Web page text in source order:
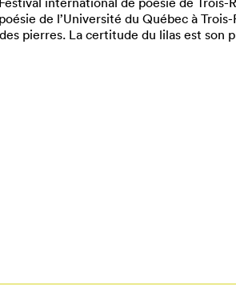
de l’Université du Québec à
pierres. La certitude du lilas est son
vos favoris,
créez votre profil